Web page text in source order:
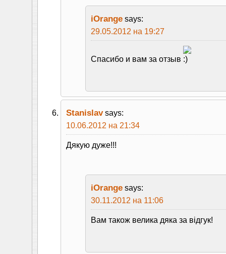
iOrange says:
29.05.2012 на 19:27
Спасибо и вам за отзыв
Stanislav says:
10.06.2012 на 21:34
Дякую дуже!!!
iOrange says:
30.11.2012 на 11:06
Вам також велика дяка за вiдгук!